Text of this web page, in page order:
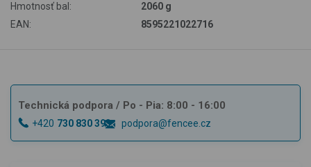
Hmotnosť bal:
2060 g
EAN:
8595221022716
Technická podpora / Po - Pia: 8:00 - 16:00
+420 730 830 393 podpora@fencee.cz